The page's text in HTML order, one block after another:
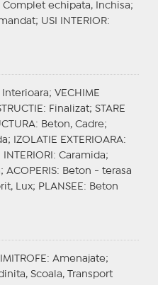
echipata, Inchisa;
USI INTERIOR:
Interioara; VECHIME
: Finalizat; STARE
: Beton, Cadre;
IZOLATIE EXTERIOARA:
INTERIORI : Caramida;
ACOPERIS: Beton - terasa
Lux; PLANSEE : Beton
: Amenajate;
Scoala, Transport